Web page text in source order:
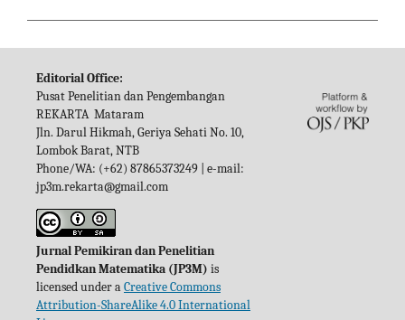
Editorial Office:
Pusat Penelitian dan Pengembangan
REKARTA Mataram
Jln. Darul Hikmah, Geriya Sehati No. 10,
Lombok Barat, NTB
Phone/WA: (+62) 87865373249 | e-mail:
jp3m.rekarta@gmail.com
Jurnal Pemikiran dan Penelitian
Pendidkan Matematika (JP3M) is
licensed under aCreative Commons
Attribution-ShareAlike 4.0 International